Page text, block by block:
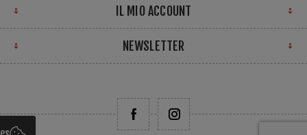
IL MIO ACCOUNT
NEWSLETTER